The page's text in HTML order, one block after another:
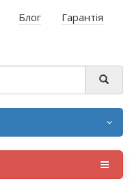
Блог
Гарантія